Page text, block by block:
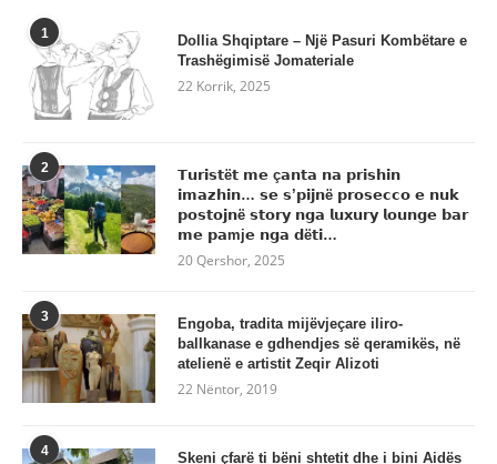
1
Dollia Shqiptare – Një Pasuri Kombëtare e
Trashëgimisë Jomateriale
22 Korrik, 2025
2
𝗧𝘂𝗿𝗶𝘀𝘁ë𝘁 𝗺𝗲 ç𝗮𝗻𝘁𝗮 𝗻𝗮 𝗽𝗿𝗶𝘀𝗵𝗶𝗻
𝗶𝗺𝗮𝘇𝗵𝗶𝗻… 𝘀𝗲 𝘀’𝗽𝗶𝗷𝗻ë 𝗽𝗿𝗼𝘀𝗲𝗰𝗰𝗼 𝗲 𝗻𝘂𝗸
𝗽𝗼𝘀𝘁𝗼𝗷𝗻ë 𝘀𝘁𝗼𝗿𝘆 𝗻𝗴𝗮 𝗹𝘂𝘅𝘂𝗿𝘆 𝗹𝗼𝘂𝗻𝗴𝗲 𝗯𝗮𝗿
𝗺𝗲 𝗽𝗮mj𝗲 𝗻𝗴𝗮 𝗱ë𝘁𝗶…
20 Qershor, 2025
3
Engoba, tradita mijëvjeçare iliro-
ballkanase e gdhendjes së qeramikës, në
atelienë e artistit Zeqir Alizoti
22 Nëntor, 2019
4 Skeni çfarë ti bëni shtetit dhe i bini Aidës